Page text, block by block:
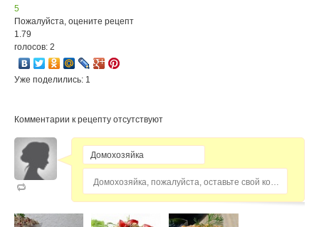
5
Пожалуйста, оцените рецепт
1.79
голосов: 2
Уже поделились: 1
Комментарии к рецепту отсутствуют
Домохозяйка, пожалуйста, оставьте свой комментарий...